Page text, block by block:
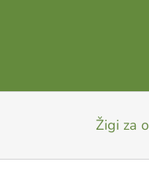
Žigi za